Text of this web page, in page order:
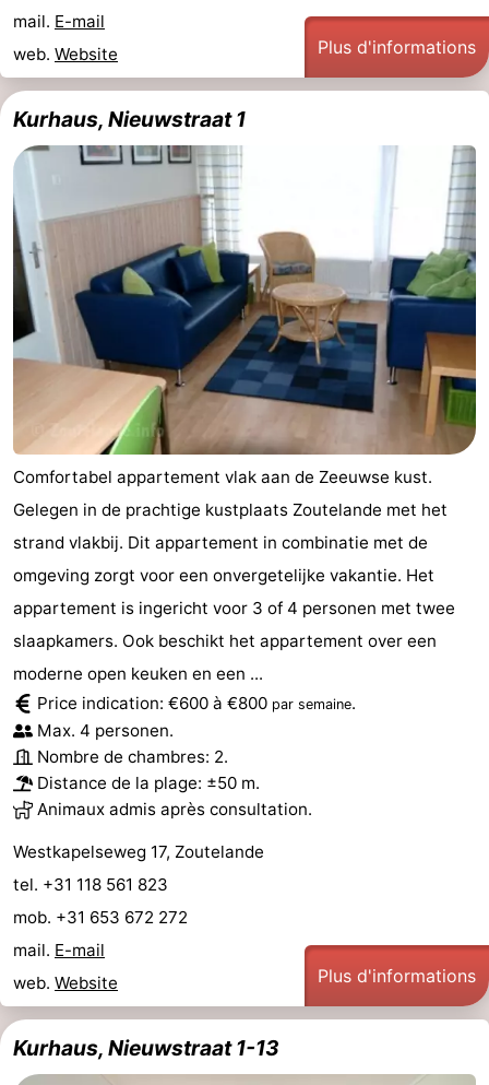
Het
Zwin
Contact
mail. E-mail
web. Website Plus d'informations
Kurhaus, Nieuwstraat 1
Comfortabel appartement vlak aan de Zeeuwse kust.
Gelegen in de prachtige kustplaats Zoutelande met het
strand vlakbij. Dit appartement in combinatie met de
omgeving zorgt voor een onvergetelijke vakantie. Het
appartement is ingericht voor 3 of 4 personen met twee
slaapkamers. Ook beschikt het appartement over een
moderne open keuken en een ...
Price indication: €600 à €800 par semaine.
Max. 4 personen.
Nombre de chambres: 2.
Distance de la plage: ±50 m.
Animaux admis après consultation.
Westkapelseweg 17, Zoutelande
tel. +31 118 561 823
mob. +31 653 672 272
mail. E-mail
web. Website Plus d'informations
Kurhaus, Nieuwstraat 1-13